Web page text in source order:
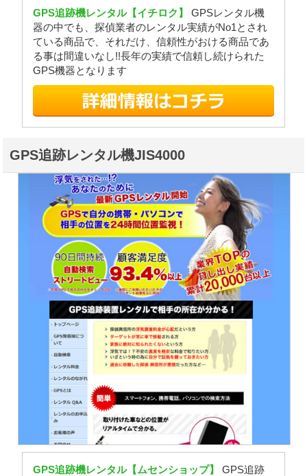
GPS追跡機レンタル【イチロク】
GPSレンタル機
器の中でも、探偵業者のレンタル実績がNo1とされ
ている商品で、それだけ、信頼性がおける商品であ
る事は間違いなし!!長年の実績で信頼し続けられた
GPS機器となります
GPS追跡レンタル機JIS4000
GPS追跡機レンタル【ムセンショップ】
GPS追跡